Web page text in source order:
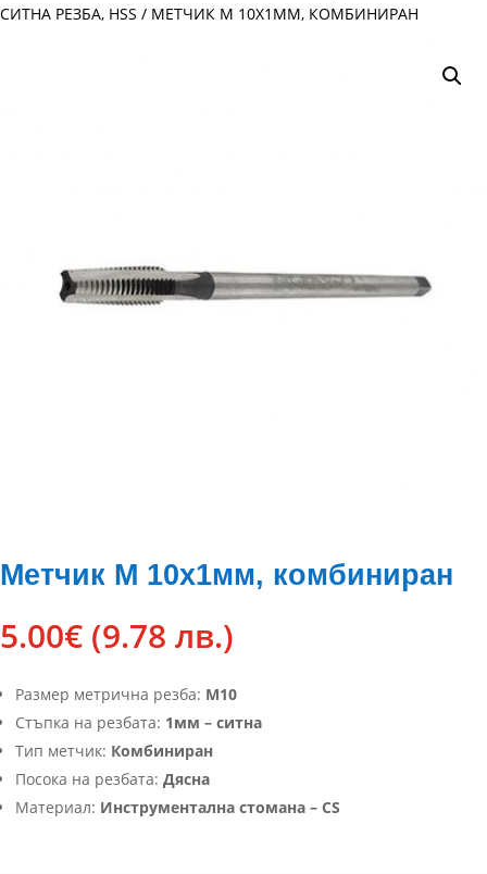
СИТНА РЕЗБА, HSS / МЕТЧИК М 10Х1ММ, КОМБИНИРАН
Метчик М 10х1мм, комбиниран
5.00€ (9.78 лв.)
Размер метрична резба: М10
Стъпка на резбата: 1мм – ситна
Тип метчик: Комбиниран
Посока на резбата: Дясна
Материал: Инструментална стомана – CS